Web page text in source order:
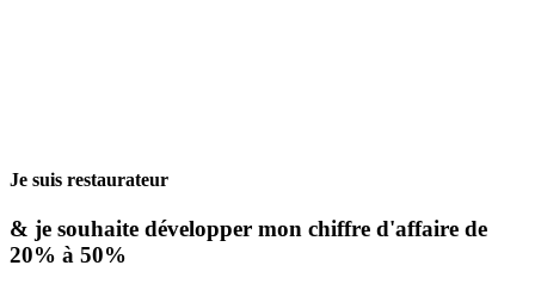
Je suis restaurateur
& je souhaite développer mon chiffre d'affaire de
20% à 50%